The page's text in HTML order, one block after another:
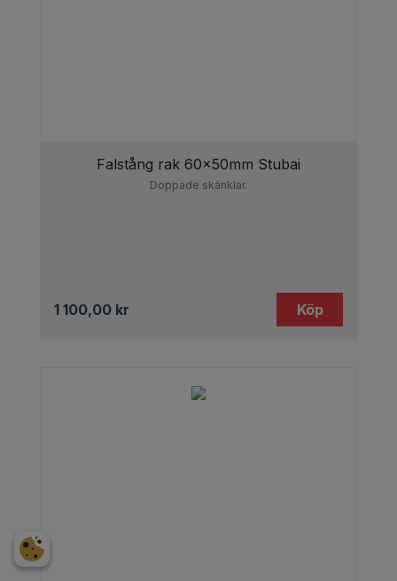
Falstång rak 60x50mm Stubai
Doppade skänklar.
1 100,00 kr Köp